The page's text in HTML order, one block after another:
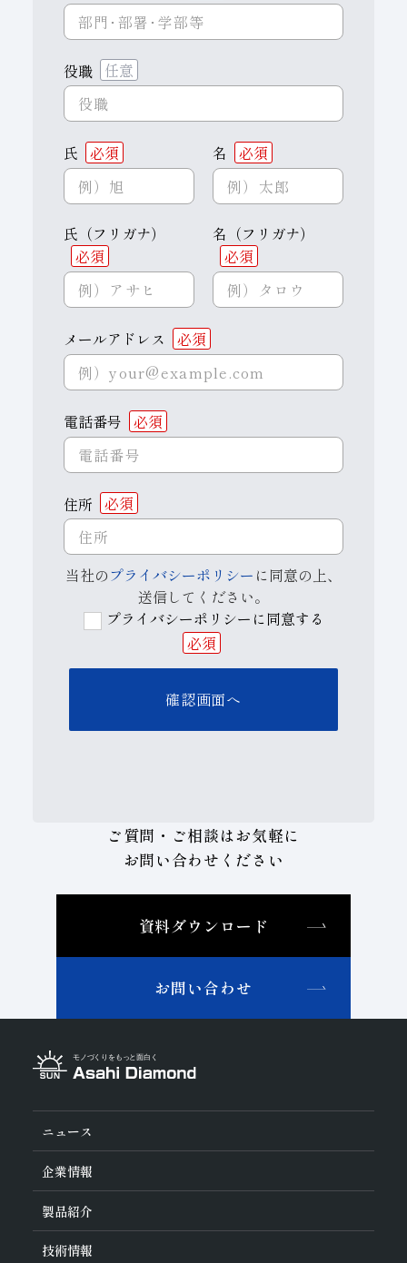
役職 任意
氏 必須 名 必須
氏（フリガナ）
必須
名（フリガナ）
必須
メールアドレス 必須
電話番号 必須
住所 必須
当社のプライバシーポリシー に同意の上、
送信してください。
プライバシーポリシーに同意する
必須
ご質問・ご相談はお気軽に
お問い合わせください
資料ダウンロード
お問い合わせ
ニュース
企業情報
旭ダイヤについて
ダイヤの輪
ご挨拶
会社概要
製品紹介
業種から探す
工具の種類から探す
技術情報